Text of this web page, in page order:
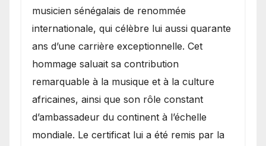
musicien sénégalais de renommée
internationale, qui célèbre lui aussi quarante
ans d’une carrière exceptionnelle. Cet
hommage saluait sa contribution
remarquable à la musique et à la culture
africaines, ainsi que son rôle constant
d’ambassadeur du continent à l’échelle
mondiale. Le certificat lui a été remis par la